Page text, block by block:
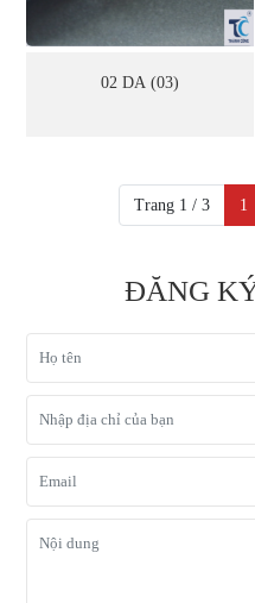
02 DA (03)
Trang 1 / 3 1
ĐĂNG